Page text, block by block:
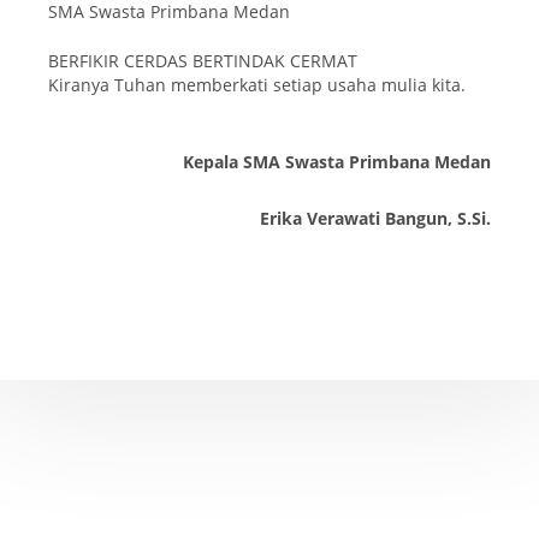
SMA Swasta Primbana Medan
BERFIKIR CERDAS BERTINDAK CERMAT
Kiranya Tuhan memberkati setiap usaha mulia kita.
Kepala SMA Swasta Primbana Medan
Erika Verawati Bangun, S.Si.